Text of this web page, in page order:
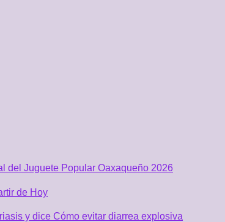
del Juguete Popular Oaxaqueño 2026
de Hoy
y dice Cómo evitar diarrea explosiva